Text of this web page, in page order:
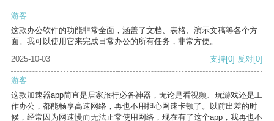
游客
这款办公软件的功能非常全面，涵盖了文档、表格、演示文稿等各个方
面。我可以使用它来完成日常办公的所有任务，非常方便。
2025-10-03
支持[0] 反对[0]
游客
这款加速器app简直是居家旅行必备神器，无论是看视频、玩游戏还是工
作办公，都能畅享高速网络，再也不用担心网速卡顿了。以前出差的时
候，经常因为网速慢而无法正常使用网络，现在有了这个app，我再也不